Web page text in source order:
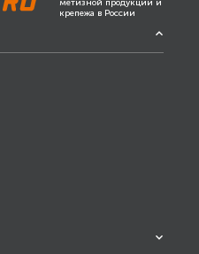
метизной продукции и
крепежа в России